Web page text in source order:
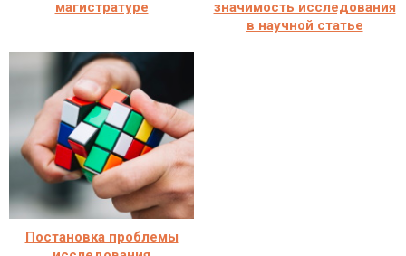
магистратуре
значимость исследования
в научной статье
Постановка проблемы